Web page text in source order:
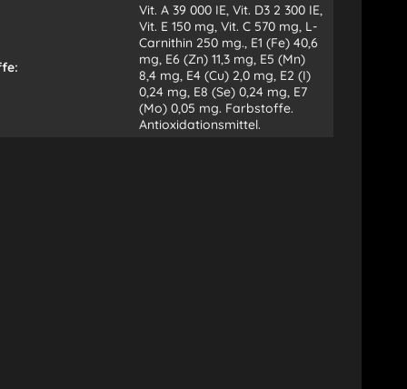
Vit. A 39 000 IE, Vit. D3 2 300 IE,
Vit. E 150 mg, Vit. C 570 mg, L-
Carnithin 250 mg., E1 (Fe) 40,6
mg, E6 (Zn) 11,3 mg, E5 (Mn)
8,4 mg, E4 (Cu) 2,0 mg, E2 (I)
0,24 mg, E8 (Se) 0,24 mg, E7
(Mo) 0,05 mg. Farbstoffe.
Antioxidationsmittel.